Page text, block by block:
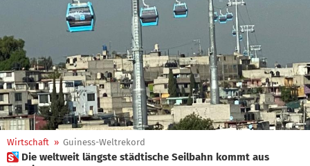
Wirtschaft » Guiness-Weltrekord
 Die weltweit längste städtische Seilbahn kommt aus